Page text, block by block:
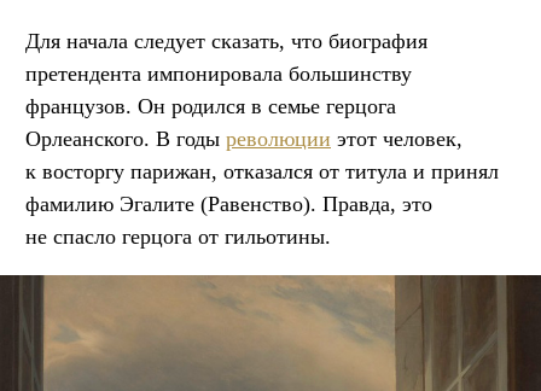
Для начала следует сказать, что биография
претендента импонировала большинству
французов. Он родился в семье герцога
Орлеанского. В годы революции этот человек,
к восторгу парижан, отказался от титула и принял
фамилию Эгалите (Равенство). Правда, это
не спасло герцога от гильотины.